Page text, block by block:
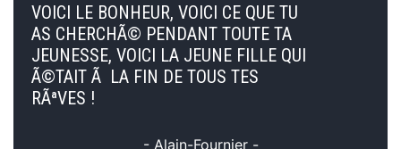
VOICI LE BONHEUR, VOICI CE QUE TU
AS CHERCHÃ© PENDANT TOUTE TA
JEUNESSE, VOICI LA JEUNE FILLE QUI
Ã©TAIT Ã LA FIN DE TOUS TES
RÃªVES !
- Alain-Fournier -